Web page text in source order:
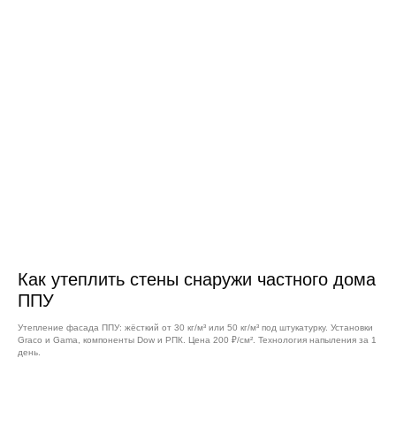
Как утеплить стены снаружи частного дома
ППУ
Утепление фасада ППУ: жёсткий от 30 кг/м³ или 50 кг/м³ под штукатурку. Установки
Graco и Gama, компоненты Dow и РПК. Цена 200 ₽/см². Технология напыления за 1
день.